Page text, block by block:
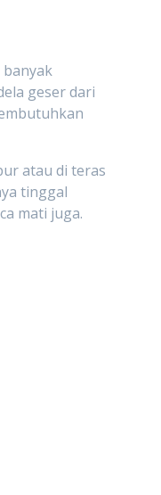
banyak
geser dari
atau di teras
tinggal
mati juga.